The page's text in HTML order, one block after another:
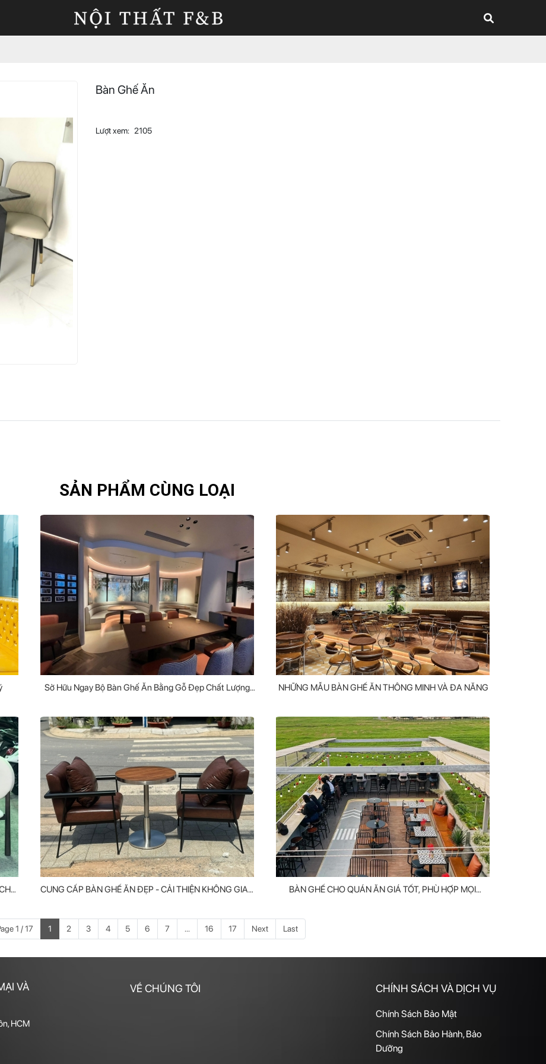
Bàn Ghế Ăn
Lượt xem: 2105
SẢN PHẨM CÙNG LOẠI
Sở Hữu Ngay Bộ Bàn Ghế Ăn Bằng Gỗ Đẹp Chất Lượng
NHỮNG MẪU BÀN GHẾ ĂN THÔNG MINH VÀ ĐA NĂNG
CUNG CẤP BÀN GHẾ ĂN ĐẸP - CẢI THIỆN KHÔNG GIAN
BÀN GHẾ CHO QUÁN ĂN GIÁ TỐT, PHÙ HỢP MỌI
1 / 17 1 2 3 4 5 6 7 ... 16 17 Next Last
VÀ
HCM
VỀ CHÚNG TÔI CHÍNH SÁCH VÀ DỊCH VỤ
Chính Sách Bảo Mật
Chính Sách Bảo Hành, Bảo
Dưỡng